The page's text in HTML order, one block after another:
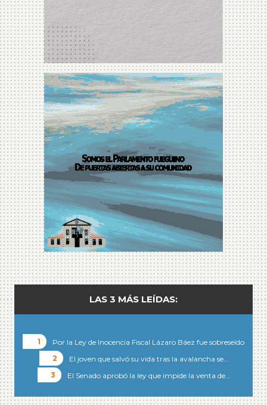
LAS 3 MÁS LEÍDAS:
Por la Ley de Inocencia Fiscal Lázaro Báez fue sobreseído
El joven que salvó su vida tras la avalancha se…
El Senado aprobó la ley que impide la venta de…